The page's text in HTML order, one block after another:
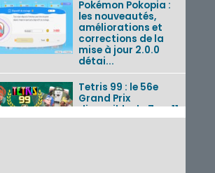
Pokémon Pokopia :
les nouveautés,
améliorations et
corrections de la
mise à jour 2.0.0
détai...
Tetris 99 : le 56e
Grand Prix
disponible du 7 au 11
août 2026 avec un